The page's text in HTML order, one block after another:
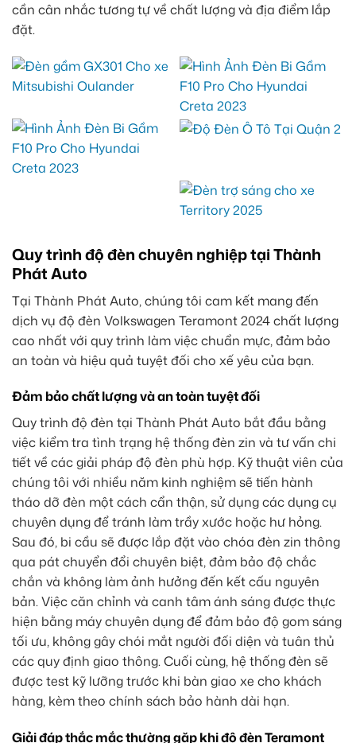
cần cân nhắc tương tự về chất lượng và địa điểm lắp
đặt.
Quy trình độ đèn chuyên nghiệp tại Thành
Phát Auto
Tại Thành Phát Auto, chúng tôi cam kết mang đến
dịch vụ độ đèn Volkswagen Teramont 2024 chất lượng
cao nhất với quy trình làm việc chuẩn mực, đảm bảo
an toàn và hiệu quả tuyệt đối cho xế yêu của bạn.
Đảm bảo chất lượng và an toàn tuyệt đối
Quy trình độ đèn tại Thành Phát Auto bắt đầu bằng
việc kiểm tra tình trạng hệ thống đèn zin và tư vấn chi
tiết về các giải pháp độ đèn phù hợp. Kỹ thuật viên của
chúng tôi với nhiều năm kinh nghiệm sẽ tiến hành
tháo dỡ đèn một cách cẩn thận, sử dụng các dụng cụ
chuyên dụng để tránh làm trầy xước hoặc hư hỏng.
Sau đó, bi cầu sẽ được lắp đặt vào chóa đèn zin thông
qua pát chuyển đổi chuyên biệt, đảm bảo độ chắc
chắn và không làm ảnh hưởng đến kết cấu nguyên
bản. Việc căn chỉnh và canh tâm ánh sáng được thực
hiện bằng máy chuyên dụng để đảm bảo độ gom sáng
tối ưu, không gây chói mắt người đối diện và tuân thủ
các quy định giao thông. Cuối cùng, hệ thống đèn sẽ
được test kỹ lưỡng trước khi bàn giao xe cho khách
hàng, kèm theo chính sách bảo hành dài hạn.
Giải đáp thắc mắc thường gặp khi độ đèn Teramont